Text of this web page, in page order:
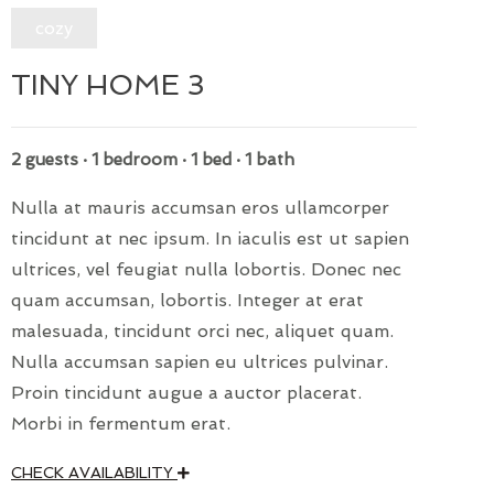
TINY HOME 3
2 guests · 1 bedroom · 1 bed · 1 bath
Nulla at mauris accumsan eros ullamcorper
tincidunt at nec ipsum. In iaculis est ut sapien
ultrices, vel feugiat nulla lobortis. Donec nec
quam accumsan, lobortis. Integer at erat
malesuada, tincidunt orci nec, aliquet quam.
Nulla accumsan sapien eu ultrices pulvinar.
Proin tincidunt augue a auctor placerat.
Morbi in fermentum erat.
CHECK AVAILABILITY